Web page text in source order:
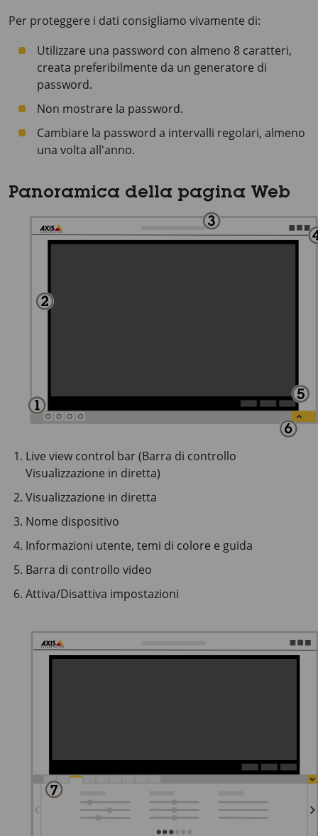
Per proteggere i dati consigliamo vivamente di:
Utilizzare una password con almeno 8 caratteri,
creata preferibilmente da un generatore di
password.
Non mostrare la password.
Cambiare la password a intervalli regolari, almeno
una volta all'anno.
Panoramica della pagina Web
Live view control bar (Barra di controllo
Visualizzazione in diretta)
Visualizzazione in diretta
Nome dispositivo
Informazioni utente, temi di colore e guida
Barra di controllo video
Attiva/Disattiva impostazioni